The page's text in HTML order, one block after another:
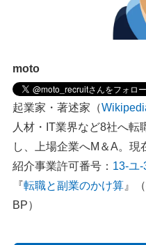
moto
起業家・著述家（
人材・IT業界など8社へ転
し、上場企業へM＆A。現
紹介事業許可番号： 13-ユ
『転職と副業のかけ算』
BP）